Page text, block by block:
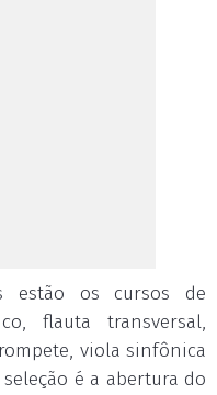
estão os cursos de
flauta transversal,
viola sinfônica
é a abertura do